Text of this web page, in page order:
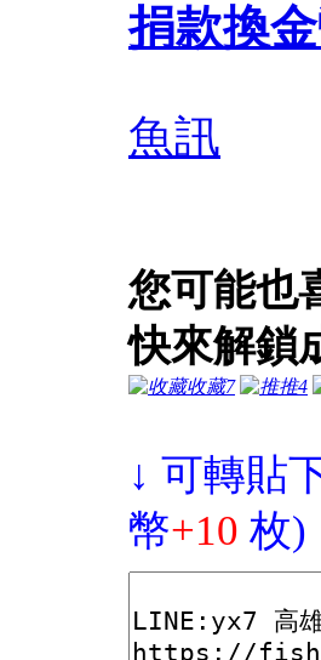
捐款換
魚訊
您可能也
快來解鎖
收藏7 推4
↓ 可轉貼
幣+10 枚)